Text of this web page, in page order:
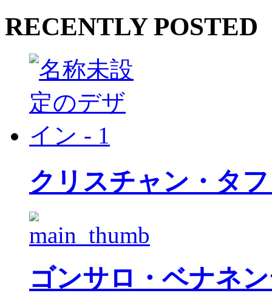
RECENTLY POSTED
クリスチャン・タ
ゴンサロ・ベナネ